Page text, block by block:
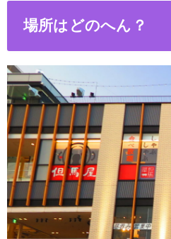
場所はどのへん？